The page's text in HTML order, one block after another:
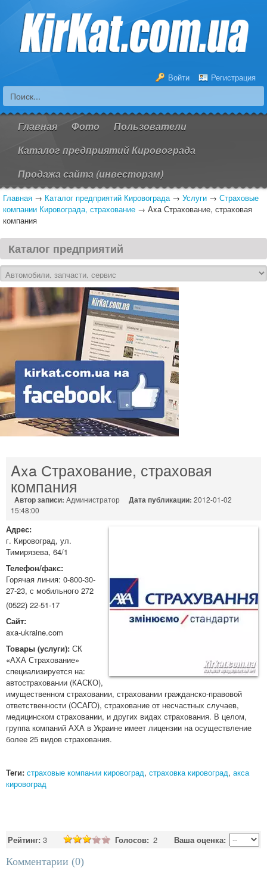
Войти Регистрация
Главная Фото
Пользователи
Каталог предприятий Кировограда
Продажа сайта (инвесторам)
Главная → Каталог предприятий Кировограда → Услуги → Страховые
компании Кировограда, страхование → Axa Страхование, страховая
компания
Каталог предприятий
Axa Страхование, страховая
компания
Автор записи: Администратор Дата публикации: 2012-01-02
15:48:00
Адрес:
г. Кировоград, ул.
Тимирязева, 64/1
Телефон/факс:
Горячая линия: 0-800-30-
27-23, с мобильного 272
(0522) 22-51-17
Сайт:
axa-ukraine.com
Товары (услуги): СК
«АХА Страхование»
специализируется на:
автостраховании (КАСКО),
имущественном страховании, страховании гражданско-правовой
ответственности (ОСАГО), страхование от несчастных случаев,
медицинском страховании, и других видах страхования. В целом,
группа компаний АХА в Украине имеет лицензии на осуществление
более 25 видов страхования.
Теги: страховые компании кировоград, страховка кировоград, акса
кировоград
Рейтинг: 3 Голосов: 2 Ваша оценка:
Комментарии (0)